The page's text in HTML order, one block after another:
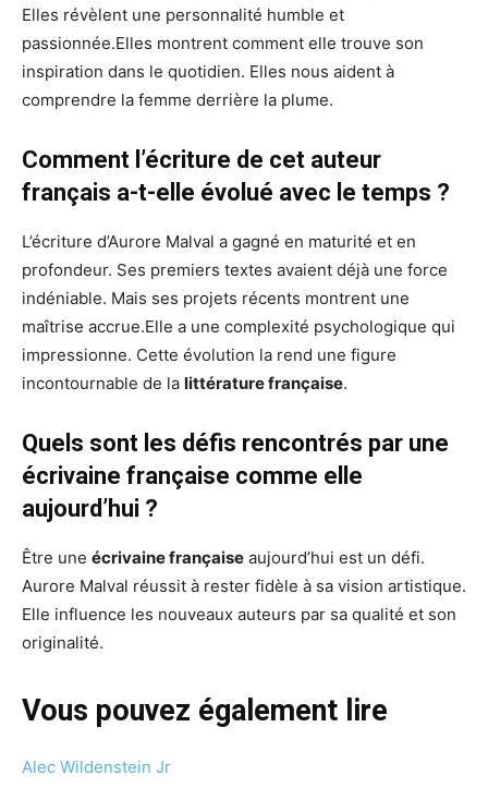
Elles révèlent une personnalité humble et
passionnée.Elles montrent comment elle trouve son
inspiration dans le quotidien. Elles nous aident à
comprendre la femme derrière la plume.
Comment l’écriture de cet auteur
français a-t-elle évolué avec le temps ?
L’écriture d’Aurore Malval a gagné en maturité et en
profondeur. Ses premiers textes avaient déjà une force
indéniable. Mais ses projets récents montrent une
maîtrise accrue.Elle a une complexité psychologique qui
impressionne. Cette évolution la rend une figure
incontournable de la littérature française.
Quels sont les défis rencontrés par une
écrivaine française comme elle
aujourd’hui ?
Être une écrivaine française aujourd’hui est un défi.
Aurore Malval réussit à rester fidèle à sa vision artistique.
Elle influence les nouveaux auteurs par sa qualité et son
originalité.
Vous pouvez également lire
Alec Wildenstein Jr